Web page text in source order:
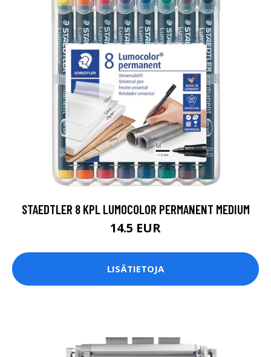
STAEDTLER 8 KPL LUMOCOLOR PERMANENT MEDIUM
14.5 EUR
LISÄTIETOJA